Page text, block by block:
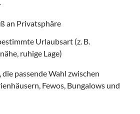
an Privatsphäre
Urlaubsart (z. B.
ruhige Lage)
passende Wahl zwischen
Fewos, Bungalows und